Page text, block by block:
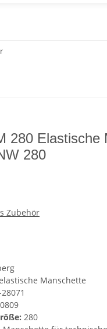
280 Elastische
280
Zubehör
Manschette
280